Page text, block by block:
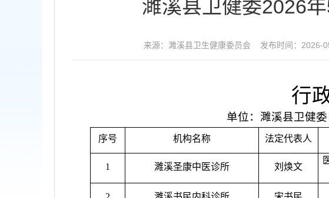
濉溪县卫健委2026
来源：濉溪县卫生健康委员会 发布时间：2026-
行
单位：濉溪县卫健委
序号 机构名称 法定代表人
1 濉溪圣康中医诊所 刘焕文